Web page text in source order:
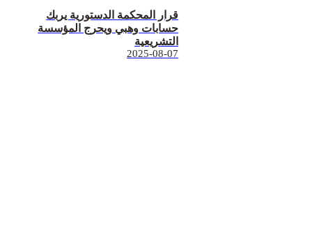
قرار المحكمة الدستورية يربك
حسابات وهبي ويحرج المؤسسة
التشريعية
2025-08-07